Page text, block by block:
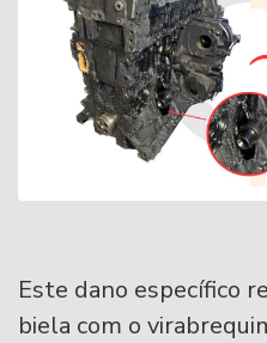
Este dano específico
biela com o